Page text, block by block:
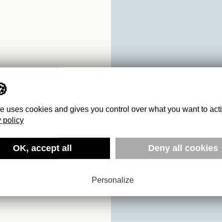
uses cookies and gives you control over what you want to
policy
OK, accept all Deny all cookies
Personalize